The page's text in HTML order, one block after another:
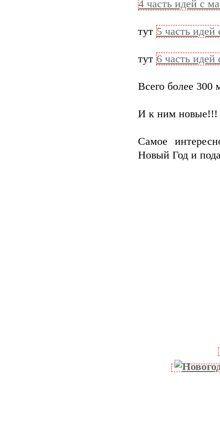
4 часть идей с
тут 5 часть идей
тут 6 часть идей
Всего более 300
И к ним новые!!!
Самое
Новый Год и